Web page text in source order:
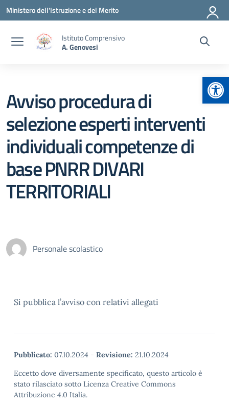
Vai ai contenuti
Vai al menu di navigazione
Vai al footer
Ministero dell'Istruzione e del Merito
Istituto Comprensivo
A. Genovesi
Avviso procedura di
selezione esperti interventi
individuali competenze di
base PNRR DIVARI
TERRITORIALI
Personale scolastico
Si pubblica l’avviso con relativi allegati
Pubblicato: 07.10.2024 - Revisione: 21.10.2024
Eccetto dove diversamente specificato, questo articolo è
stato rilasciato sotto Licenza Creative Commons
Attribuzione 4.0 Italia.